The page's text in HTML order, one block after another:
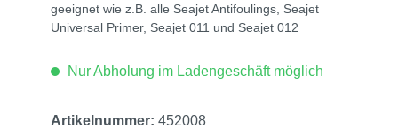
geeignet wie z.B. alle Seajet Antifoulings, Seajet
Universal Primer, Seajet 011 und Seajet 012
Nur Abholung im Ladengeschäft möglich
Artikelnummer: 452008